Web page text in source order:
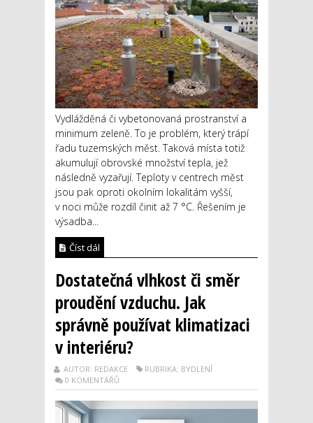
Vydlážděná či vybetonovaná prostranství a
minimum zeleně. To je problém, který trápí
řadu tuzemských měst. Taková místa totiž
akumulují obrovské množství tepla, jež
následně vyzařují. Teploty v centrech měst
jsou pak oproti okolním lokalitám vyšší,
v noci může rozdíl činit až 7 °C. Řešením je
výsadba...
Číst dál
Dostatečná vlhkost či směr
proudění vzduchu. Jak
správně používat klimatizaci
v interiéru?
AUTOR: REDAKCE
RUBRIKA: BYDLENÍ
0 KOMENTÁŘŮ